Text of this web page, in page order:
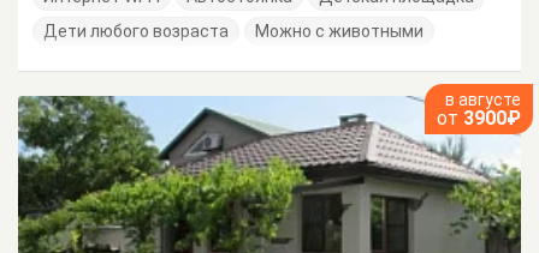
Дети любого возраста
Можно с животными
в августе
от 3900₽